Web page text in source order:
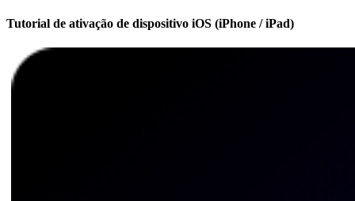
Tutorial de ativação de dispositivo iOS (iPhone / iPad)